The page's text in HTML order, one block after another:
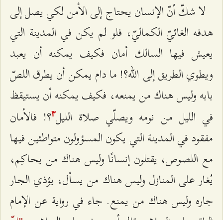
لا شكّ أنّ الإنسان يحتاج إلى الأمن لكي يصل إلى
هدفه الغائيّ الكماليّ، فلو لم يكن في المدينة التي
يعيش فيها السالك أمان فكيف يمكنه أن يعبد
ويطوي الطريق إلى الله؟! ما دام يمكن أن يطرق اللصّ
بابه وليس هناك من يمنعه، فكيف يمكنه أن يستيقظ
في الليل من نومه ويصلّي صلاة الليل٣؟! فالأمان
مفقود في المدينة التي يكون المسؤولون متواطئین فيها
مع اللصوص، يقتلون إنسانًا وليس هناك من يحاكِم،
يُغار على المنازل وليس هناك من يسأل، يؤذي الجار
جاره وليس هناك من يمنع. جاء في رواية عن الإمام